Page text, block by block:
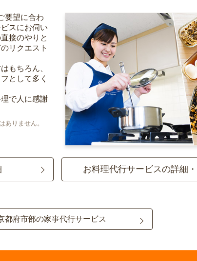
要望に合わ
スにお伺い
接のやりと
リクエスト
もちろん、
として多く
で人に感謝
ありません。
お料理代行サービスの詳細
都府市部の家事代行サービス